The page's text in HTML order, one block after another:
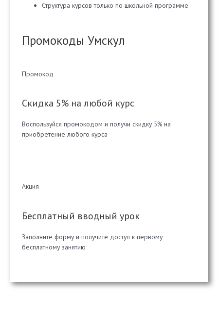
Структура курсов только по школьной программе
Промокоды Умскул
Промокод
Скидка 5% на любой курс
Воспользуйся промокодом и получи скидку 5% на
приобретение любого курса
Акция
Бесплатный вводный урок
Заполните форму и получите доступ к первому
бесплатному занятию